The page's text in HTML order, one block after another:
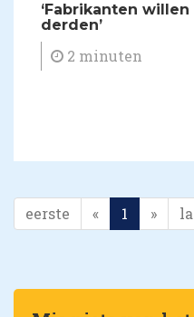
‘Fabrikanten
derden’
2 minuten
eerste « 1 »